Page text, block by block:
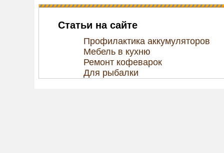
Статьи на сайте
Профилактика аккумуляторов
Мебель в кухню
Ремонт кофеварок
Для рыбалки